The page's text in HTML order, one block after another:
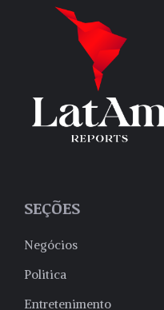
SEÇÕES
Negócios
Politica
Entretenimento